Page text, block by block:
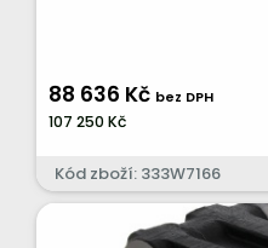
88 636 Kč bez DPH
107 250 Kč
Kód zboží: 333W7166